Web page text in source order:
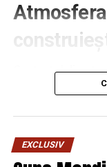
Contactul direct
senzații fizice pe
pe drum, seara
oferite de
care este
EXCLUSIV